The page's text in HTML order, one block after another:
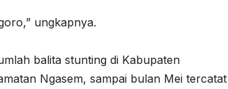
ungkapnya.
balita stunting di Kabupaten
Ngasem, sampai bulan Mei tercatat